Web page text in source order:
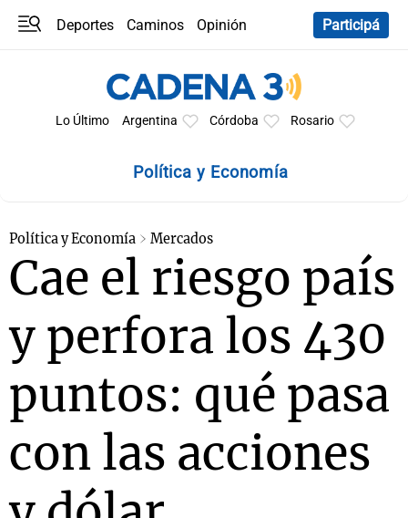
Deportes Caminos
Opinión
Participá
Lo Último Argentina Córdoba Rosario
Política y Economía
Política y Economía Mercados
Cae el riesgo país
y perfora los 430
puntos: qué pasa
con las acciones